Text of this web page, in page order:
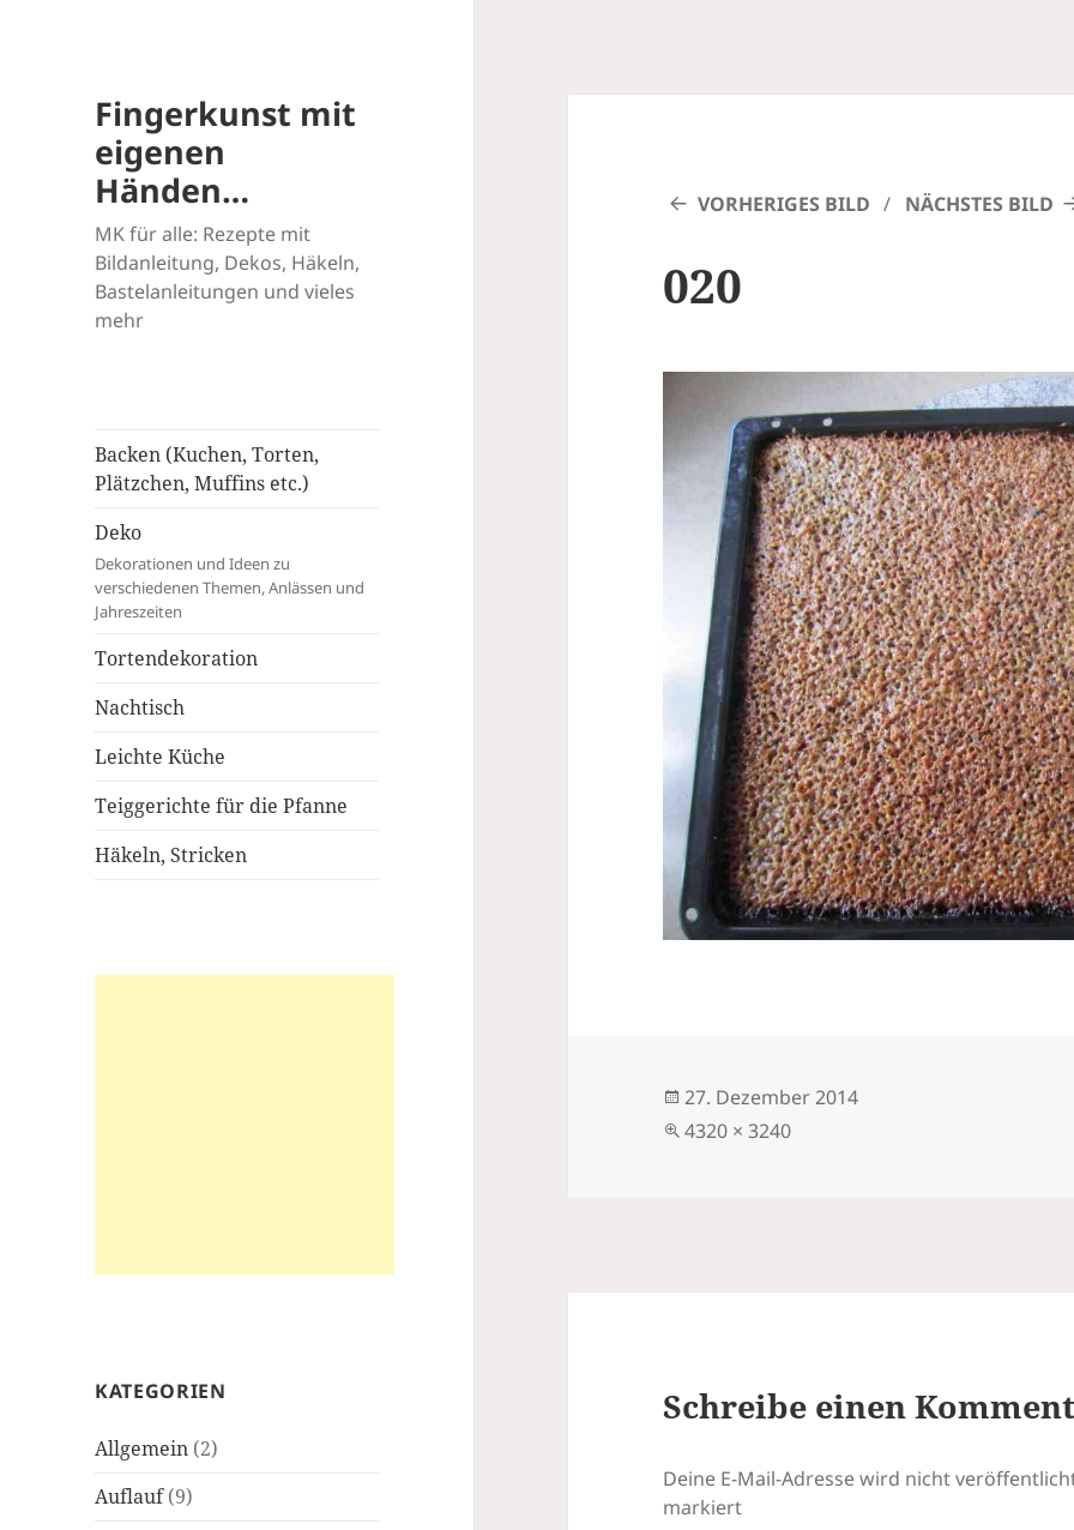
Fingerkunst mit
eigenen
Händen…
MK für alle: Rezepte mit
Bildanleitung, Dekos, Häkeln,
Bastelanleitungen und vieles
mehr
Backen (Kuchen, Torten,
Plätzchen, Muffins etc.)
Deko
Dekorationen und Ideen zu
verschiedenen Themen, Anlässen und
Jahreszeiten
Tortendekoration
Nachtisch
Leichte Küche
Teiggerichte für die Pfanne
Häkeln, Stricken
KATEGORIEN
Allgemein (2)
Auflauf(9)
VORHERIGES BILD NÄCHSTES BILD
020
Veröffentlicht
am
27. Dezember 2014
Volle
4320 × 3240
Schreibe einen
Deine E-Mail-Adresse wird nicht
markiert